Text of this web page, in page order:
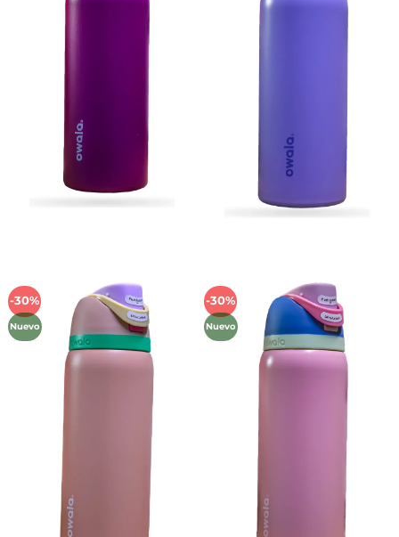
-30%
Nuevo
Añadir
lista de
deseos
-30%
Nuevo
Añadir
lista de
deseos